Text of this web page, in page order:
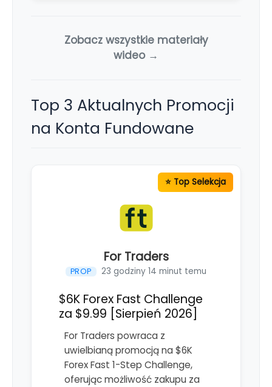
Zobacz wszystkie materiały
wideo →
Top 3 Aktualnych Promocji
na Konta Fundowane
For Traders
PROP 23 godziny 14 minut temu
$6K Forex Fast Challenge
za $9.99 [Sierpień 2026]
For Traders powraca z
uwielbianą promocją na $6K
Forex Fast 1-Step Challenge,
oferując możliwość zakupu za